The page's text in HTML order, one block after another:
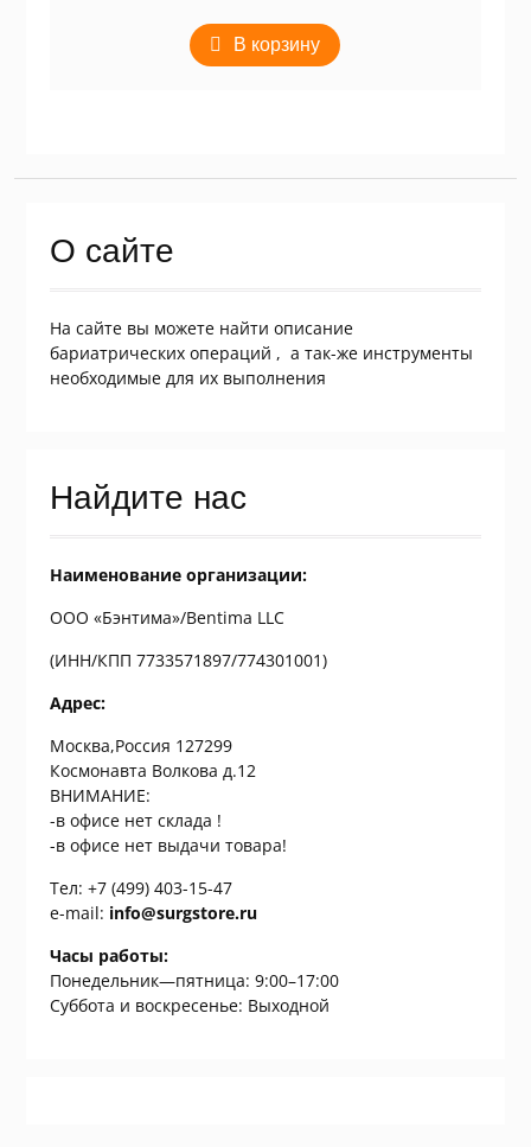
В корзину
О сайте
На сайте вы можете найти описание
бариатрических операций , а так-же инструменты
необходимые для их выполнения
Найдите нас
Наименование организации:
ООО «Бэнтима»/Вentima LLC
(ИНН/КПП 7733571897/774301001)
Адрес:
Москва,Россия 127299
Космонавта Волкова д.12
ВНИМАНИЕ:
-в офисе нет склада !
-в офисе нет выдачи товара!
Тел: +7 (499) 403-15-47
e-mail: info@surgstore.ru
Часы работы:
Понедельник—пятница: 9:00–17:00
Суббота и воскресенье: Выходной